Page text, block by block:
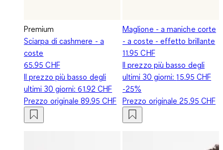
Premium
Sciarpa di cashmere - a
coste
65.95 CHF
Il prezzo più basso degli
ultimi 30 giorni:61.92 CHF
Prezzo originale89.95 CHF
Maglione - a maniche corte
- a coste - effetto brillante
11.95 CHF
Il prezzo più basso degli
ultimi 30 giorni:15.95 CHF
-25%
Prezzo originale 25.95 CHF